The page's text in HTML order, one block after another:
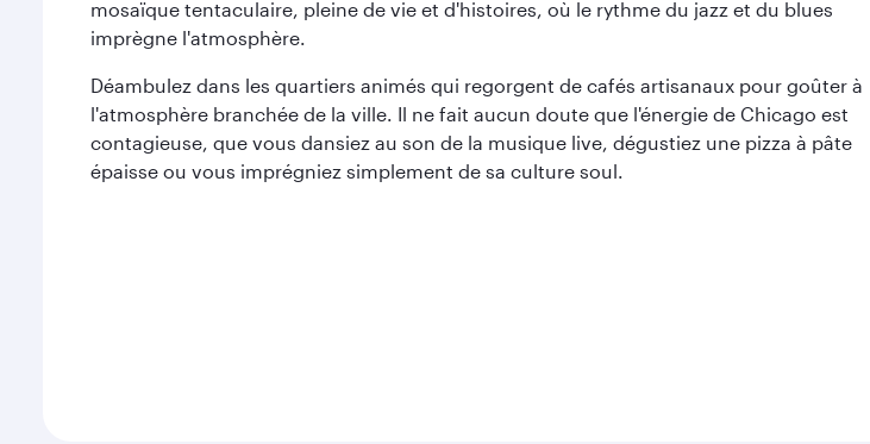
mosaïque tentaculaire, pleine de vie et d'histoires, où le rythme du jazz et du blues
imprègne l'atmosphère.
Déambulez dans les quartiers animés qui regorgent de cafés artisanaux pour goûter à
l'atmosphère branchée de la ville. Il ne fait aucun doute que l'énergie de Chicago est
contagieuse, que vous dansiez au son de la musique live, dégustiez une pizza à pâte
épaisse ou vous imprégniez simplement de sa culture soul.